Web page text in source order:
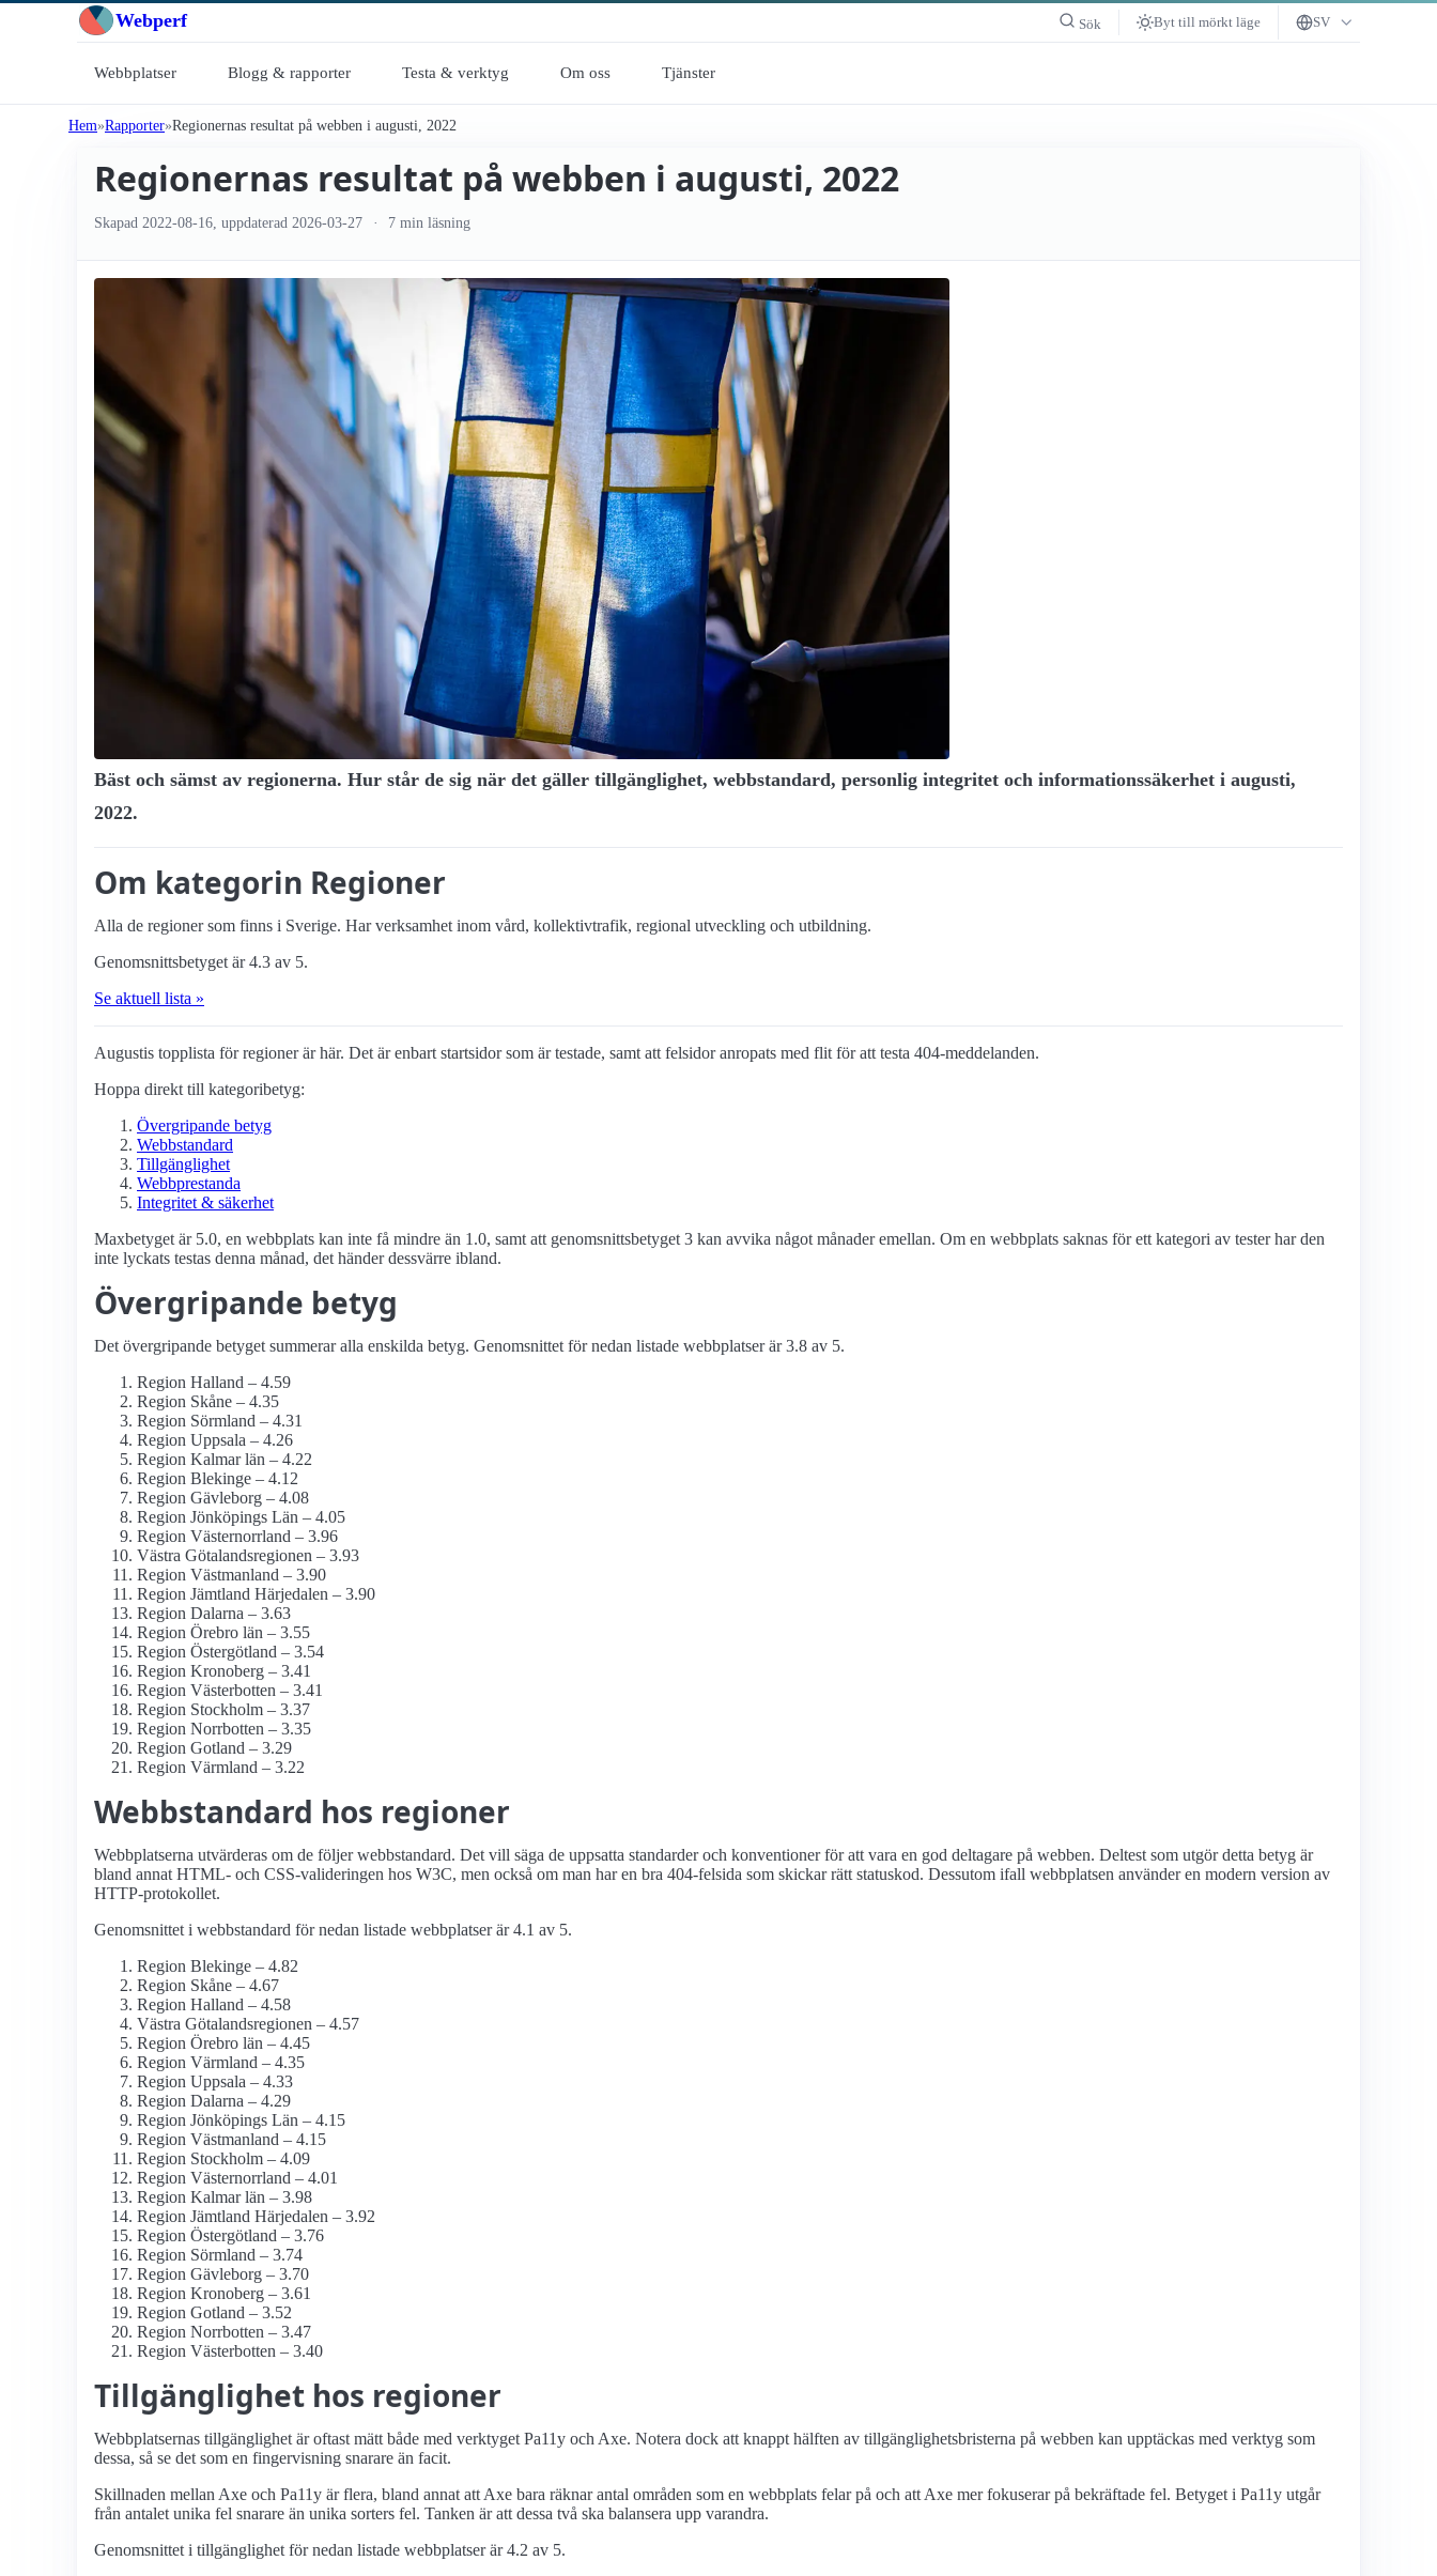
Webperf Sök Byt till mörkt läge SV
Webbplatser Blogg & rapporter Testa & verktyg Om oss Tjänster
Hem Rapporter Regionernas resultat på webben i augusti, 2022
Regionernas resultat på webben i augusti, 2022
Skapad 2022-08-16 , uppdaterad 2026-03-27 7 min läsning
Bäst och sämst av regionerna. Hur står de sig när det gäller tillgänglighet, webbstandard, personlig integritet och informationssäkerhet i augusti,
2022.
Om kategorin Regioner
Alla de regioner som finns i Sverige. Har verksamhet inom vård, kollektivtrafik, regional utveckling och utbildning.
Genomsnittsbetyget är 4.3 av 5.
Se aktuell lista »
Augustis topplista för regioner är här. Det är enbart startsidor som är testade, samt att felsidor anropats med flit för att testa 404-meddelanden.
Hoppa direkt till kategoribetyg:
Övergripande betyg
Webbstandard
Tillgänglighet
Webbprestanda
Integritet & säkerhet
Maxbetyget är 5.0, en webbplats kan inte få mindre än 1.0, samt att genomsnittsbetyget 3 kan avvika något månader emellan. Om en webbplats saknas för ett kategori av tester har den
inte lyckats testas denna månad, det händer dessvärre ibland.
Övergripande betyg
Det övergripande betyget summerar alla enskilda betyg. Genomsnittet för nedan listade webbplatser är 3.8 av 5.
Region Halland – 4.59
Region Skåne – 4.35
Region Sörmland – 4.31
Region Uppsala – 4.26
Region Kalmar län – 4.22
Region Blekinge – 4.12
Region Gävleborg – 4.08
Region Jönköpings Län – 4.05
Region Västernorrland – 3.96
Västra Götalandsregionen – 3.93
Region Västmanland – 3.90
Region Jämtland Härjedalen – 3.90
Region Dalarna – 3.63
Region Örebro län – 3.55
Region Östergötland – 3.54
Region Kronoberg – 3.41
Region Västerbotten – 3.41
Region Stockholm – 3.37
Region Norrbotten – 3.35
Region Gotland – 3.29
Region Värmland – 3.22
Webbstandard hos regioner
Webbplatserna utvärderas om de följer webbstandard. Det vill säga de uppsatta standarder och konventioner för att vara en god deltagare på webben. Deltest som utgör detta betyg är
bland annat HTML- och CSS-valideringen hos W3C, men också om man har en bra 404-felsida som skickar rätt statuskod. Dessutom ifall webbplatsen använder en modern version av
HTTP-protokollet.
Genomsnittet i webbstandard för nedan listade webbplatser är 4.1 av 5.
Region Blekinge – 4.82
Region Skåne – 4.67
Region Halland – 4.58
Västra Götalandsregionen – 4.57
Region Örebro län – 4.45
Region Värmland – 4.35
Region Uppsala – 4.33
Region Dalarna – 4.29
Region Jönköpings Län – 4.15
Region Västmanland – 4.15
Region Stockholm – 4.09
Region Västernorrland – 4.01
Region Kalmar län – 3.98
Region Jämtland Härjedalen – 3.92
Region Östergötland – 3.76
Region Sörmland – 3.74
Region Gävleborg – 3.70
Region Kronoberg – 3.61
Region Gotland – 3.52
Region Norrbotten – 3.47
Region Västerbotten – 3.40
Tillgänglighet hos regioner
Webbplatsernas tillgänglighet är oftast mätt både med verktyget Pa11y och Axe. Notera dock att knappt hälften av tillgänglighetsbristerna på webben kan upptäckas med verktyg som
dessa, så se det som en fingervisning snarare än facit.
Skillnaden mellan Axe och Pa11y är flera, bland annat att Axe bara räknar antal områden som en webbplats felar på och att Axe mer fokuserar på bekräftade fel. Betyget i Pa11y utgår
från antalet unika fel snarare än unika sorters fel. Tanken är att dessa två ska balansera upp varandra.
Genomsnittet i tillgänglighet för nedan listade webbplatser är 4.2 av 5.